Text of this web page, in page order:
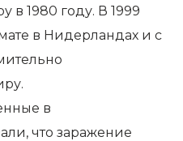
в 1980 году. В 1999
в Нидерландах и с
в
что заражение